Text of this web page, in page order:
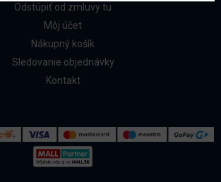
Odstúpiť od zmluvy tu
Môj účet
Nákupný košík
Sledovanie objednávky
Kontakt